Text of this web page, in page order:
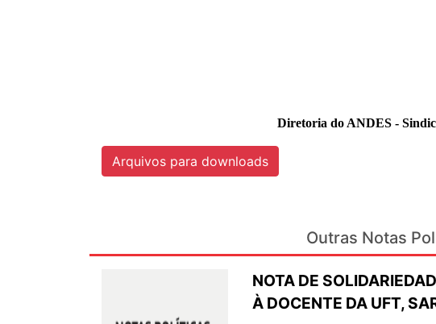
Diretoria do ANDES -
Arquivos para downloads
Outras Notas
NOTA DE
À DOCENTE DA UFT,